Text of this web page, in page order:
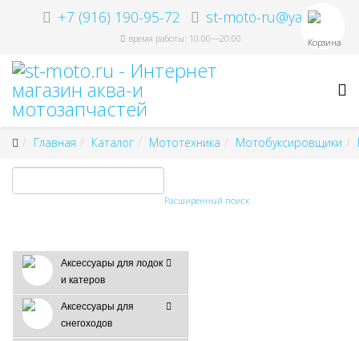
+7 (916) 190-95-72 st-moto-ru@ya.ru
время работы: 10:00—20:00 Корзина
Главная Каталог Мототехника Мотобуксировщики
Расширенный поиск
Аксессуары для лодок
и катеров
Аксессуары для
снегоходов